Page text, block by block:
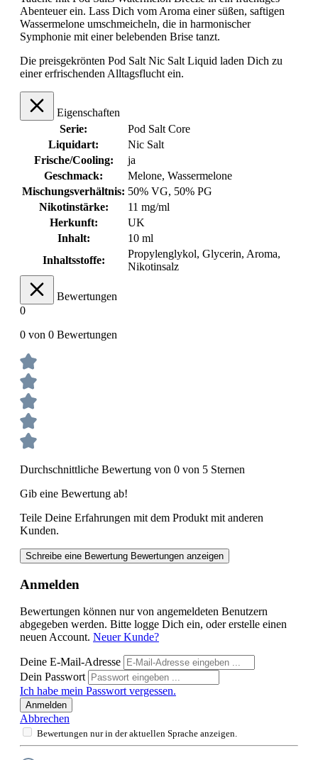
Abenteuer ein. Lass Dich vom Aroma einer süßen, saftigen
Wassermelone umschmeicheln, die in harmonischer
Symphonie mit einer belebenden Brise tanzt.
Die preisgekrönten Pod Salt Nic Salt Liquid laden Dich zu
einer erfrischenden Alltagsflucht ein.
Eigenschaften
Serie:
Pod Salt Core
Liquidart:
Nic Salt
Frische/Cooling:
ja
Geschmack:
Melone, Wassermelone
Mischungsverhältnis: 50% VG, 50% PG
Nikotinstärke:
11 mg/ml
Herkunft:
UK
Inhalt:
10 ml
Inhaltsstoffe:
Propylenglykol, Glycerin, Aroma,
Nikotinsalz
Bewertungen
0
0 von 0 Bewertungen
Durchschnittliche Bewertung von 0 von 5 Sternen
Gib eine Bewertung ab!
Teile Deine Erfahrungen mit dem Produkt mit anderen
Kunden.
Schreibe eine Bewertung Bewertungen anzeigen
Anmelden
Bewertungen können nur von angemeldeten Benutzern
abgegeben werden. Bitte logge Dich ein, oder erstelle einen
neuen Account. Neuer Kunde?
Deine E-Mail-Adresse
Dein Passwort
Ich habe mein Passwort vergessen.
Anmelden
Abbrechen
Bewertungen nur in der aktuellen Sprache anzeigen.